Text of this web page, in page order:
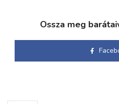
Ossza meg